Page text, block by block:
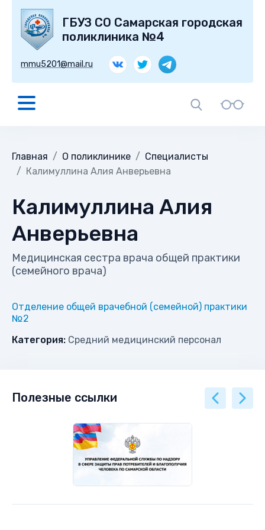
ГБУЗ СО Самарская городская
поликлиника №4
mmu5201@mail.ru
Главная О поликлинике
Специалисты
Калимуллина Алия Анверьевна
Калимуллина Алия
Анверьевна
Медицинская сестра врача общей практики
(семейного врача)
Отделение общей врачебной (семейной) практики
№2
Категория: Средний медицинский персонал
Полезные ссылки